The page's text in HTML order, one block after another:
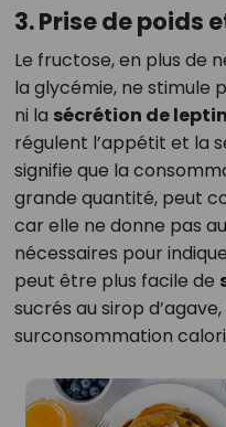
3. Prise de poids
Le fructose, en plus de
la glycémie, ne stimule
ni la sécrétion de
régulent l’appétit et la
signifie que la
grande quantité, peut
car elle ne donne pas
nécessaires pour
peut être plus facile de
sucrés au sirop
surconsommation